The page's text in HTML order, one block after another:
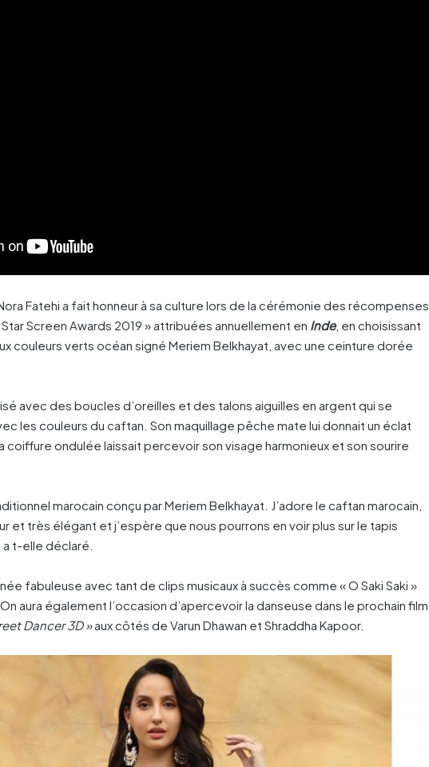
Fatehi a fait honneur à sa culture lors de la cérémonie des récompenses
Screen Awards 2019 » attribuées annuellement en Inde, en choisissant
couleurs verts océan signé Meriem Belkhayat, avec une ceinture dorée
avec des boucles d’oreilles et des talons aiguilles en argent qui se
les couleurs du caftan. Son maquillage pêche mate lui donnait un éclat
coiffure ondulée laissait percevoir son visage harmonieux et son sourire
marocain conçu par Meriem Belkhayat. J’adore le caftan marocain,
et très élégant et j’espère que nous pourrons en voir plus sur le tapis
t-elle déclaré.
fabuleuse avec tant de clips musicaux à succès comme « O Saki Saki »
aura également l’occasion d’apercevoir la danseuse dans le prochain film
Dancer 3D »aux côtés de Varun Dhawan et Shraddha Kapoor.